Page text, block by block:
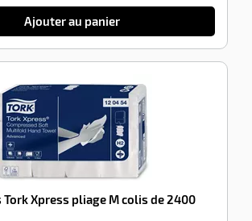
Ajouter au panier
Tork Xpress pliage M colis de 2400